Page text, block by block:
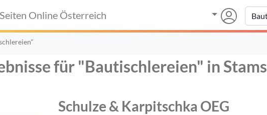
Online Österreich
für "Bautischlereien" in Stams
Schulze & Karpitschka OEG